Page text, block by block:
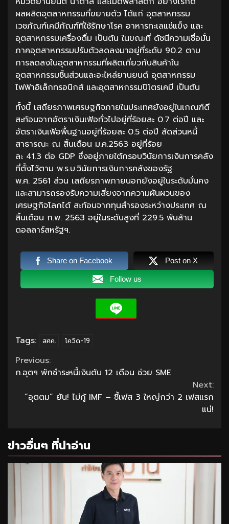
ผลผลิตอุตสาหกรรมที่ขยายตัว ได้แก่ อุตสาหกรรม
เวชภัณฑ์เคมีภัณฑ์ที่ใช้รักษาโรค อาหารทะเลแช่แข็ง และ
อุตสาหกรรมเครื่องดื่ม เป็นต้น ในขณะที่ ดัชนีความเชื่อมั่น
ภาคอุตสาหกรรมปรับตัวลดลงมาอยู่ที่ระดับ 90.2 ตาม
การลดลงในอุตสาหกรรมที่ผลิตเกี่ยวกับสินค้าใน
อุตสาหกรรมชิ้นส่วนและอะไหล่ยานยนต์ อุตสาหกรรม
ไฟฟ้าอิเล็กทรอนิกส์ และอุตสาหกรรมปิโตรเคมี เป็นต้น
ทั้งนี้ เสถียรภาพเศรษฐกิจภายในประเทศยังอยู่ในเกณฑ์ดี
สะท้อนจากอัตราเงินเฟ้อทั่วไปอยู่ที่ร้อยละ 0.7 ต่อปี และ
อัตราเงินเฟ้อพื้นฐานอยู่ที่ร้อยละ 0.5 ต่อปี สัดส่วนหนี้
สาธารณะ ณ สิ้นเดือน ม.ค.2563 อยู่ที่ร้อย
ละ 41.3 ต่อ GDP ซึ่งอยู่ภายใต้กรอบวินัยการเงินการคลัง
ที่ตั้งไว้ตาม พ.ร.บ.วินัยการเงินการคลังของรัฐ
พ.ศ. 2561 ส่วน เสถียรภาพภายนอกยังอยู่ในระดับมั่นคง
และสามารถรองรับความเสี่ยงจากความผันผวนของ
เศรษฐกิจโลกได้ สะท้อนจากทุนสำรองระหว่างประเทศ ณ
สิ้นเดือน ก.พ. 2563 อยู่ในระดับสูงที่ 229.5 พันล้าน
ดอลลาร์สหรัฐฯ.
Share on Facebook Post on X
Follow us
Tags: สศค. โควิด-19
Continue
Reading
Previous:
ก.อุตฯ พักชำระหนี้เงินต้น 12 เดือน ช่วย SME
Next:
“อุตตม” ยัน! ไม่กู้ IMF – ชี้เฟส 3 ใหญ่กว่า 2 เฟสแรก
แน่!
ข่าวอื่นๆ ที่น่าอ่าน